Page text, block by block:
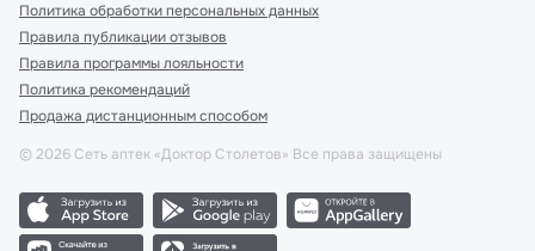
Политика обработки персональных данных
Правила публикации отзывов
Правила программы лояльности
Политика рекомендаций
Продажа дистанционным способом
© 2026 Сеть аптек «Доктор Столетов» Все права защищены